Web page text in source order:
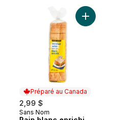
Pain Mélange de grains entiers
Préparé au Canada
2,99 $
Préparé au Canada
Sans Nom
Ajouter